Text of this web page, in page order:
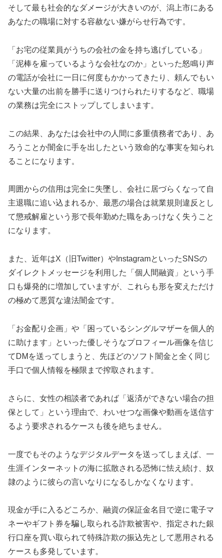
そして最も社会的なダメージが大きいのが、潟上市にある
あなたの職場に対する容赦ない嫌がらせ行為です。
「お宅の従業員がうちの会社の金を持ち逃げしている」
「泥棒を雇っているような会社なのか」といった怒鳴り声
の電話が会社に一日に何度もかかってきたり、頼んでもい
ない大量の出前を勝手に送りつけられたりするなど、職場
の業務は完全にストップしてしまいます。
この結果、あなたは会社中の人間に多重債務者であり、あ
ろうことか闇金に手を出したという致命的な事実を知られ
ることになります。
周囲からの信用は完全に失墜し、会社に居づらくなって自
主退職に追い込まれるか、最悪の場合は就業規則違反とし
て懲戒解雇という形で長年勤めた職をあっけなく失うこと
になります。
また、近年はX（旧Twitter）やInstagramといったSNSの
ダイレクトメッセージを利用した「個人間融資」という手
口も爆発的に増加していますが、これらも形を変えただけ
の極めて悪質な違法闇金です。
「お金配り企画」や「困っているシングルマザーを個人的
に助けます」といった優しそうなプロフィール画像を信じ
てDMを送ってしまうと、先ほどのソフト闇金と全く同じ
手口で個人情報を極限まで搾取されます。
さらに、女性の相談者であれば「返済ができない場合の担
保として」という理由で、わいせつな画像や動画を送信す
るよう要求されるケースも後を絶ちません。
一度でもそのようなデジタルデータを送ってしまえば、一
生涯インターネットの海に拡散される恐怖に怯え続け、奴
隷のように彼らの言いなりになるしかなくなります。
現金が手に入るどころか、融資の保証金名目で逆に電子マ
ネーやギフト券を騙し取られる詐欺被害や、指定された銀
行口座を買い取られて特殊詐欺の振込先として悪用される
ケースも多発しています。